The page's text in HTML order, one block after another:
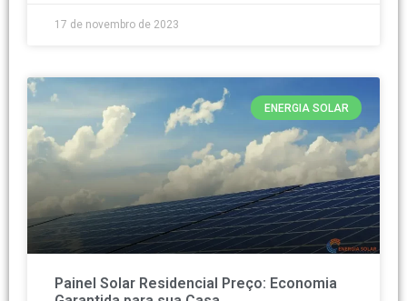
17 de novembro de 2023
ENERGIA SOLAR
Painel Solar Residencial Preço: Economia